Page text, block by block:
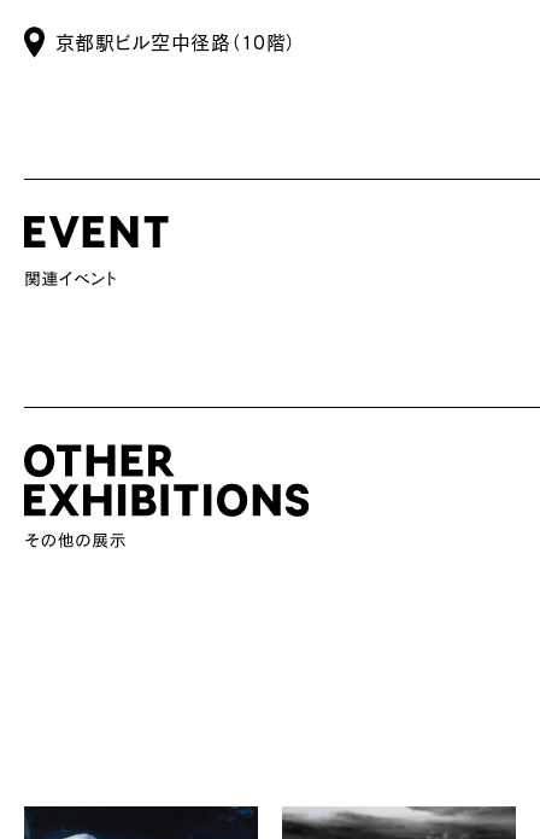
京都駅ビル空中径路（10階）
荒川幸祐、荻野NAO之、尾
白石晋一朗